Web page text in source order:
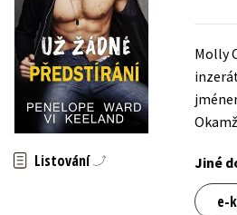
✉️ DÁRKOVÉ POUKAZY
Auto - moto
Beletrie pro děti
Beletrie pro dospělé
Byznys a ekonomie
Listování
Molly
Jiné
e-